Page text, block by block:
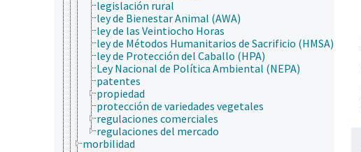
legislación rural
ley de Bienestar Animal (AWA)
ley de las Veintiocho Horas
ley de Métodos Humanitarios de Sacrificio (HMSA)
ley de Protección del Caballo (HPA)
Ley Nacional de Política Ambiental (NEPA)
patentes
propiedad
protección de variedades vegetales
regulaciones comerciales
regulaciones del mercado
morbilidad